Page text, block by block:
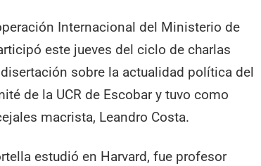
Internacional del Ministerio de
este jueves del ciclo de charlas
sobre la actualidad política del
de la UCR de Escobar y tuvo como
macrista, Leandro Costa.
estudió en Harvard, fue profesor